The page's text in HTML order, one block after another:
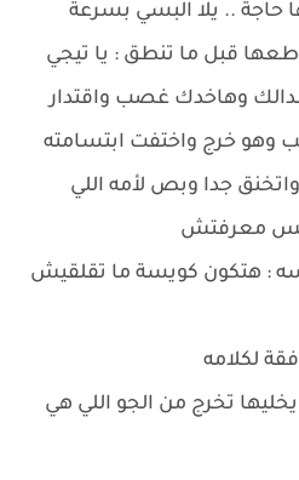
.. يلا البسي بسرعة
قبل ما تنطق : يا تيجي
وهاخدك غصب واقتدار
وهو خرج واختفت ابتسامته
جدا وبص لأمه اللي
بس معرفتش
: هتكون كويسة ما تقلقيش
لكلامه
تخرج من الجو اللي هي